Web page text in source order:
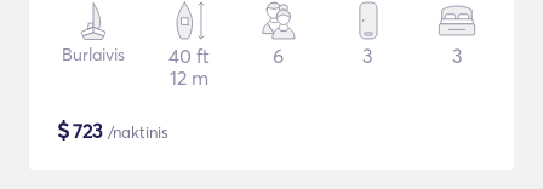
Burlaivis
40 ft
12 m
6 3 3
$723 /naktinis